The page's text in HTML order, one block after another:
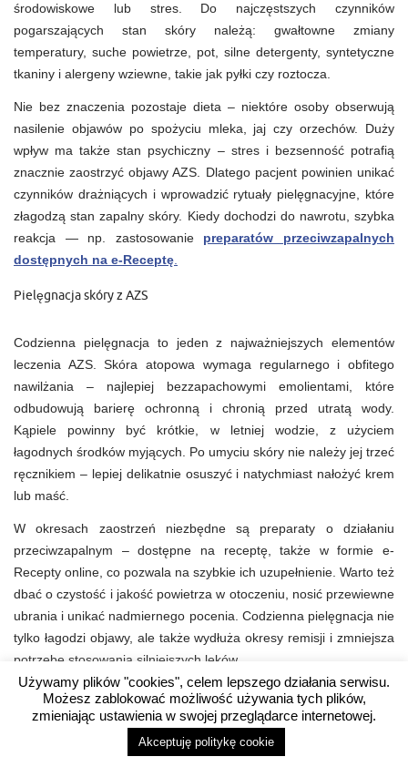
środowiskowe lub stres. Do najczęstszych czynników
pogarszających stan skóry należą: gwałtowne zmiany
temperatury, suche powietrze, pot, silne detergenty, syntetyczne
tkaniny i alergeny wziewne, takie jak pyłki czy roztocza.
Nie bez znaczenia pozostaje dieta – niektóre osoby obserwują
nasilenie objawów po spożyciu mleka, jaj czy orzechów. Duży
wpływ ma także stan psychiczny – stres i bezsenność potrafią
znacznie zaostrzyć objawy AZS. Dlatego pacjent powinien unikać
czynników drażniących i wprowadzić rytuały pielęgnacyjne, które
złagodzą stan zapalny skóry. Kiedy dochodzi do nawrotu, szybka
reakcja — np. zastosowanie preparatów przeciwzapalnych
dostępnych na e-Receptę
Pielęgnacja skóry z AZS
Codzienna pielęgnacja to jeden z najważniejszych elementów
leczenia AZS. Skóra atopowa wymaga regularnego i obfitego
nawilżania – najlepiej bezzapachowymi emolientami, które
odbudowują barierę ochronną i chronią przed utratą wody.
Kąpiele powinny być krótkie, w letniej wodzie, z użyciem
łagodnych środków myjących. Po umyciu skóry nie należy jej trzeć
ręcznikiem – lepiej delikatnie osuszyć i natychmiast nałożyć krem
lub maść.
W okresach zaostrzeń niezbędne są preparaty o działaniu
przeciwzapalnym – dostępne na receptę, także w formie e-
Recepty online, co pozwala na szybkie ich uzupełnienie. Warto też
dbać o czystość i jakość powietrza w otoczeniu, nosić przewiewne
ubrania i unikać nadmiernego pocenia. Codzienna pielęgnacja nie
tylko łagodzi objawy, ale także wydłuża okresy remisji i zmniejsza
potrzebę stosowania silniejszych leków.
Czy naturalne preparaty są skuteczne w
profilaktyce grypy?
Używamy plików "cookies", celem lepszego działania serwisu.
Możesz zablokować możliwość używania tych plików,
zmieniając ustawienia w swojej przeglądarce internetowej.
Akceptuję politykę cookie